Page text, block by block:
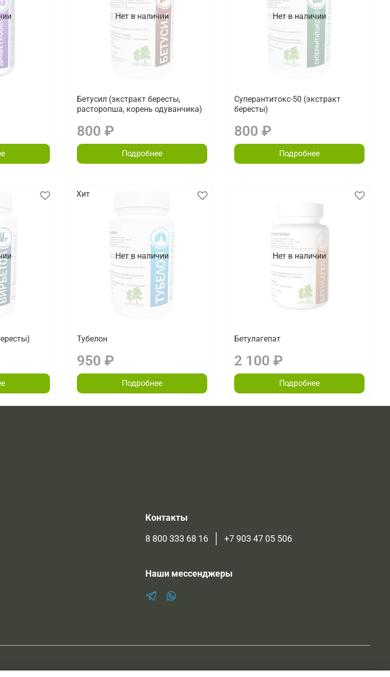
Нет в наличии
Бетусил (экстракт бересты,
расторопша, корень одуванчика)
800 ₽
Подробнее
Нет в наличии
Суперантитокс-50 (экстракт
бересты)
800 ₽
Подробнее
Нет в наличии
Хит
Тубелон
950 ₽
Подробнее
Нет в наличии
Бетулагепат
2 100 ₽
Подробнее
Контакты
8 800 333 68 16 +7 903 47 05 506
Наши мессенджеры